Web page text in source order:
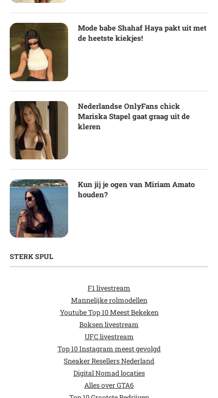
Mode babe Shahaf Haya pakt uit met
de heetste kiekjes!
Nederlandse OnlyFans chick
Mariska Stapel gaat graag uit de
kleren
Kun jij je ogen van Miriam Amato
houden?
STERK SPUL
F1 livestream
Mannelijke rolmodellen
Youtube Top 10 Meest Bekeken
Boksen livestream
UFC livestream
Top 10 Instagram meest gevolgd
Sneaker Resellers Nederland
Digital Nomad locaties
Alles over GTA6